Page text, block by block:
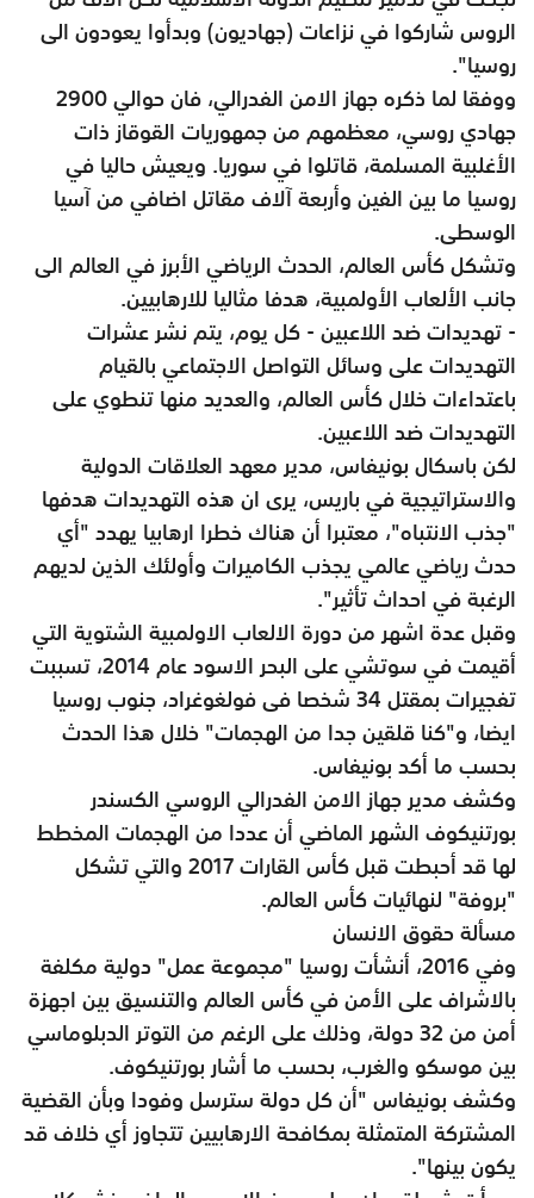
الروس شاركوا في نزاعات (جهاديون) وبدأوا يعودون الى
روسيا".
ووفقا لما ذكره جهاز الامن الفدرالي، فان حوالي 2900
جهادي روسي، معظمهم من جمهوريات القوقاز ذات
الأغلبية المسلمة، قاتلوا في سوريا. ويعيش حاليا في
روسيا ما بين الفين وأربعة آلاف مقاتل اضافي من آسيا
الوسطى.
وتشكل كأس العالم، الحدث الرياضي الأبرز في العالم الى
جانب الألعاب الأولمبية، هدفا مثاليا للارهابيين.
- تهديدات ضد اللاعبين - كل يوم، يتم نشر عشرات
التهديدات على وسائل التواصل الاجتماعي بالقيام
باعتداءات خلال كأس العالم، والعديد منها تنطوي على
التهديدات ضد اللاعبين.
لكن باسكال بونيفاس، مدير معهد العلاقات الدولية
والاستراتيجية في باريس، يرى ان هذه التهديدات هدفها
"جذب الانتباه"، معتبرا أن هناك خطرا ارهابيا يهدد "أي
حدث رياضي عالمي يجذب الكاميرات وأولئك الذين لديهم
الرغبة في احداث تأثير".
وقبل عدة اشهر من دورة الالعاب الاولمبية الشتوية التي
أقيمت في سوتشي على البحر الاسود عام 2014، تسببت
تفجيرات بمقتل 34 شخصا فى فولغوغراد، جنوب روسيا
ايضا، و"كنا قلقين جدا من الهجمات" خلال هذا الحدث
بحسب ما أكد بونيفاس.
وكشف مدير جهاز الامن الفدرالي الروسي الكسندر
بورتنيكوف الشهر الماضي أن عددا من الهجمات المخطط
لها قد أحبطت قبل كأس القارات 2017 والتي تشكل
"بروفة" لنهائيات كأس العالم.
مسألة حقوق الانسان
وفي 2016، أنشأت روسيا "مجموعة عمل" دولية مكلفة
بالاشراف على الأمن في كأس العالم والتنسيق بين اجهزة
أمن من 32 دولة، وذلك على الرغم من التوتر الدبلوماسي
بين موسكو والغرب، بحسب ما أشار بورتنيكوف.
وكشف بونيفاس "أن كل دولة سترسل وفودا وبأن القضية
المشتركة المتمثلة بمكافحة الارهابيين تتجاوز أي خلاف قد
يكون بينها".